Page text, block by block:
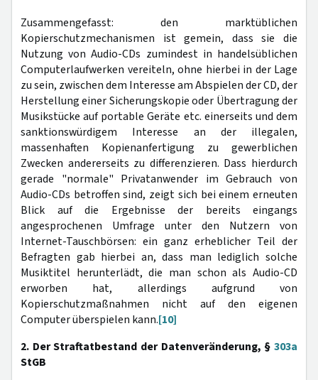
Zusammengefasst: den marktüblichen
Kopierschutzmechanismen ist gemein, dass sie die
Nutzung von Audio-CDs zumindest in handelsüblichen
Computerlaufwerken vereiteln, ohne hierbei in der Lage
zu sein, zwischen dem Interesse am Abspielen der CD, der
Herstellung einer Sicherungskopie oder Übertragung der
Musikstücke auf portable Geräte etc. einerseits und dem
sanktionswürdigem Interesse an der illegalen,
massenhaften Kopienanfertigung zu gewerblichen
Zwecken andererseits zu differenzieren. Dass hierdurch
gerade "normale" Privatanwender im Gebrauch von
Audio-CDs betroffen sind, zeigt sich bei einem erneuten
Blick auf die Ergebnisse der bereits eingangs
angesprochenen Umfrage unter den Nutzern von
Internet-Tauschbörsen: ein ganz erheblicher Teil der
Befragten gab hierbei an, dass man lediglich solche
Musiktitel herunterlädt, die man schon als Audio-CD
erworben hat, allerdings aufgrund von
Kopierschutzmaßnahmen nicht auf den eigenen
Computer überspielen kann.[10]
2. Der Straftatbestand der Datenveränderung, § 303a
StGB